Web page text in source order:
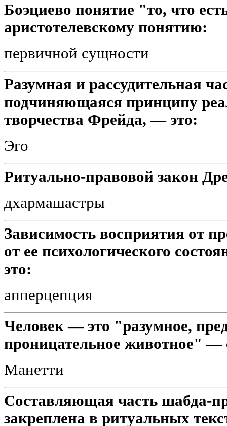
Боэциево понятие "то, что
аристотелевскому понятию:
первичной сущности
Разумная и рассудительная
подчиняющаяся принципу
творчества Фрейда, — это:
Эго
Ритуально-правовой закон
дхармашастры
Зависимость восприятия от
от ее психологического
это:
апперцепция
Человек — это "разумное,
проницательное животное" —
Манетти
Составляющая часть шабда-
закреплена в ритуальных